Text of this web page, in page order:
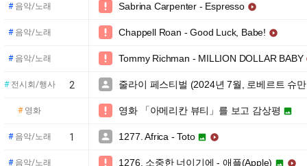
#음악/노래  Sabrina Carpenter - Espresso 
#음악/노래  Chappell Roan - Good Luck, Babe! 
#음악/노래  Tommy Richman - MILLION DOLLAR BABY
#전시회/행사 2  줄라이 페스티벌 (2024년 7월, 로베르트 슈
#영화  영화 「아메리칸 뷰티」를 보고 감상평 
#음악/노래 1  1277. Africa - Toto  
#음악/노래  1276. 소중한 너이기에 - 애플(Apple)  